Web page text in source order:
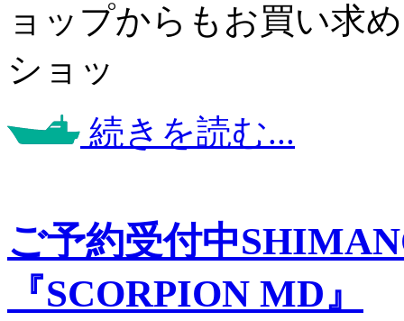
ョップからもお買い求
ショッ
続きを読む...
ご予約受付中
『SCORPION MD』